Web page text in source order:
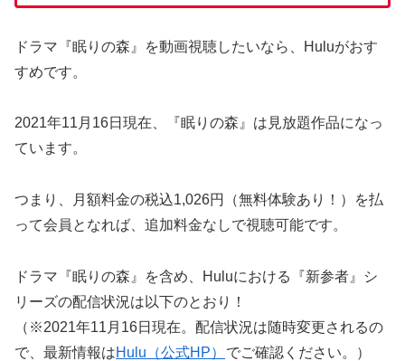
ドラマ『眠りの森』を動画視聴したいなら、Huluがおす
すめです。
2021年11月16日現在、『眠りの森』は見放題作品になっ
ています。
つまり、月額料金の税込1,026円（無料体験あり！）を払
って会員となれば、追加料金なしで視聴可能です。
ドラマ『眠りの森』を含め、Huluにおける『新参者』シ
リーズの配信状況は以下のとおり！
（※2021年11月16日現在。配信状況は随時変更されるの
で、最新情報はHulu（公式HP） でご確認ください。）